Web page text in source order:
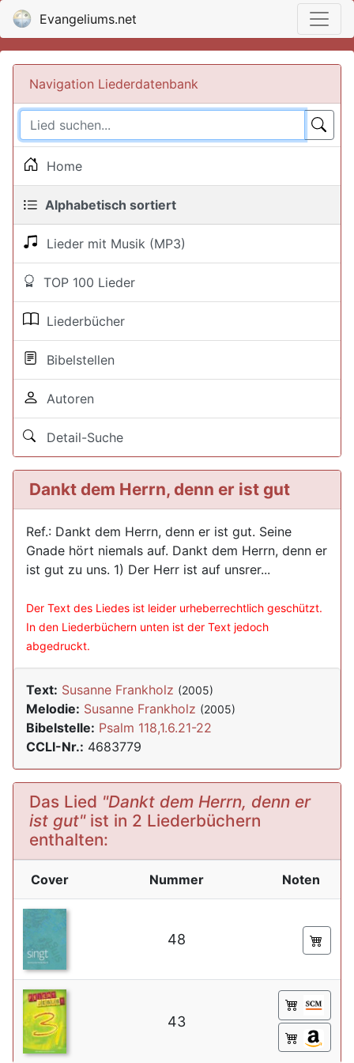
Evangeliums.net
Navigation Liederdatenbank
Home
Alphabetisch sortiert
Lieder mit Musik (MP3)
TOP 100 Lieder
Liederbücher
Bibelstellen
Autoren
Detail-Suche
Dankt dem Herrn, denn er ist gut
Ref.: Dankt dem Herrn, denn er ist gut. Seine
Gnade hört niemals auf. Dankt dem Herrn, denn er
ist gut zu uns. 1) Der Herr ist auf unsrer...
Der Text des Liedes ist leider urheberrechtlich geschützt.
In den Liederbüchern unten ist der Text jedoch
abgedruckt.
Text: Susanne Frankholz (2005)
Melodie: Susanne Frankholz (2005)
Bibelstelle: Psalm 118,1.6.21-22
CCLI-Nr.: 4683779
Das Lied "Dankt dem Herrn, denn er
ist gut"ist in 2 Liederbüchern
enthalten:
Cover Nummer Noten
48
43